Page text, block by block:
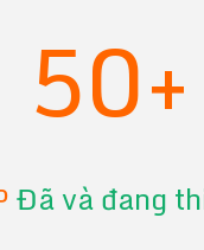
50+
Đã và đang